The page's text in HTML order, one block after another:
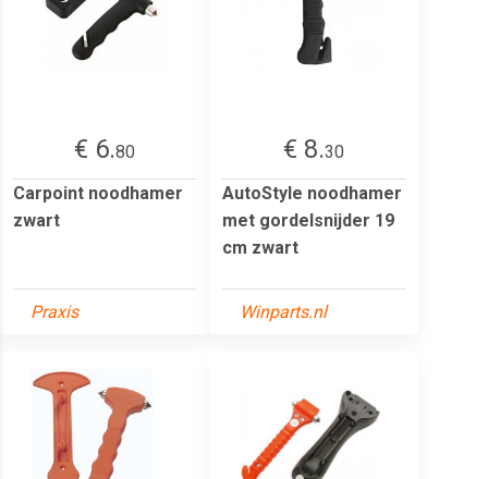
€ 6.80
Carpoint noodhamer
zwart
Praxis
€ 8.30
AutoStyle noodhamer
met gordelsnijder 19
cm zwart
Winparts.nl